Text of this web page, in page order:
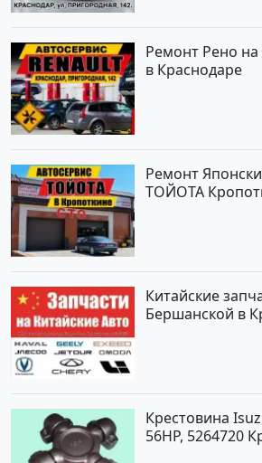
Ремонт Рено
в Краснодаре
Ремонт
ТОЙОТА
Китайские
Бершанской в
Крестовина
56HP, 5264720